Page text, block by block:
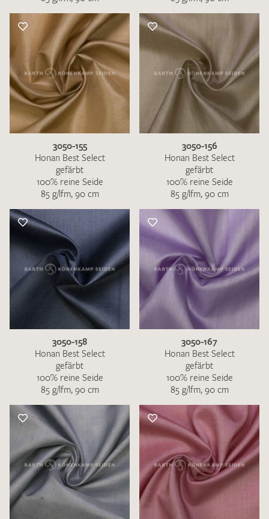
3050-155
Honan Best Select
gefärbt
100% reine Seide
85 g/lfm, 90 cm
3050-156
Honan Best Select
gefärbt
100% reine Seide
85 g/lfm, 90 cm
3050-158
Honan Best Select
gefärbt
100% reine Seide
85 g/lfm, 90 cm
3050-167
Honan Best Select
gefärbt
100% reine Seide
85 g/lfm, 90 cm